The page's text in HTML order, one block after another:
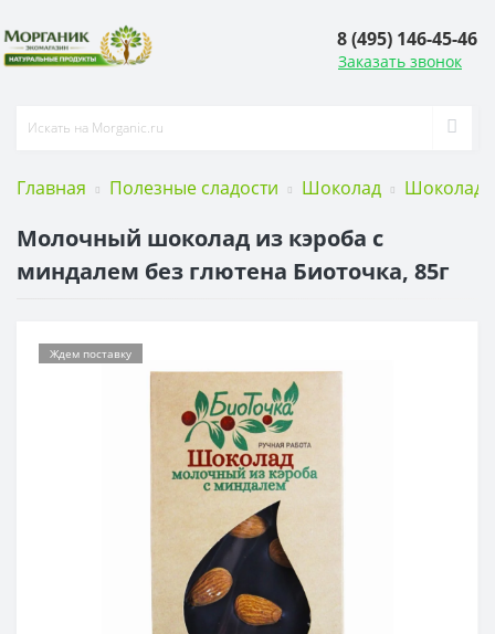
8 (495) 146-45-46
Заказать звонок
Главная Полезные сладости Шоколад Шоколад
Молочный шоколад из кэроба с
миндалем без глютена Биоточка, 85г
Ждем поставку